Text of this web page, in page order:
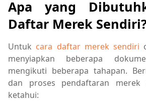
Apa yang
Daftar Merek
Untuk cara daftar merek sendiri
menyiapkan beberapa
mengikuti beberapa tahapan.
dan proses pendaftaran
ketahui: